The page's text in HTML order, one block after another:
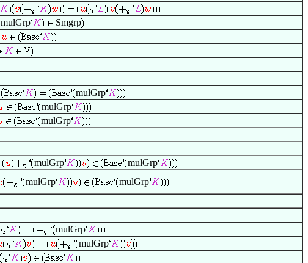
mulGrp
Smgrp
mulGrp
mulGrp
mulGrp
mulGrp
mulGrp
mulGrp
mulGrp
mulGrp
mulGrp